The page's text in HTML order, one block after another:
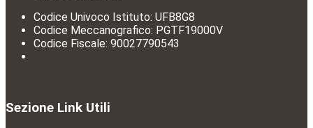
Codice Univoco Istituto: UFB8G8
Codice Meccanografico: PGTF19000V
Codice Fiscale: 90027790543
Sezione Link Utili